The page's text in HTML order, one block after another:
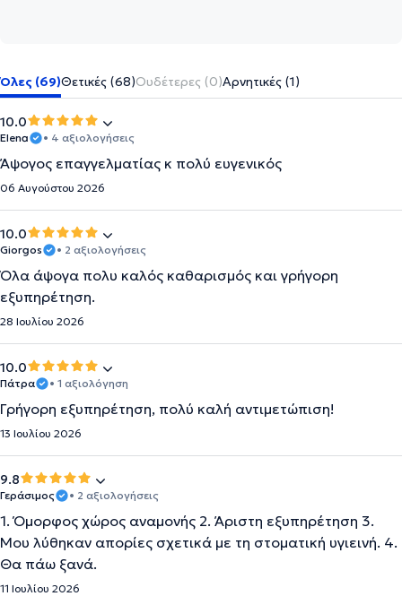
Όλες (69)Θετικές (68)Ουδέτερες (0)Αρνητικές (1)
10.0
Elena • 4 αξιολογήσεις
Άψογος επαγγελματίας κ πολύ ευγενικός
06 Αυγούστου 2026
10.0
Giorgos • 2 αξιολογήσεις
Όλα άψογα πολυ καλός καθαρισμός και γρήγορη
εξυπηρέτηση.
28 Ιουλίου 2026
10.0
Πάτρα • 1 αξιολόγηση
Γρήγορη εξυπηρέτηση, πολύ καλή αντιμετώπιση!
13 Ιουλίου 2026
9.8
Γεράσιμος • 2 αξιολογήσεις
1. Όμορφος χώρος αναμονής 2. Άριστη εξυπηρέτηση 3.
Μου λύθηκαν απορίες σχετικά με τη στοματική υγιεινή. 4.
Θα πάω ξανά.
11 Ιουλίου 2026